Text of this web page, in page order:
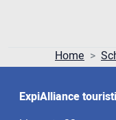
Home
ExpiAlliance